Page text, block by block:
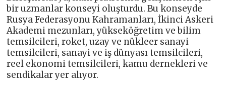
bir uzmanlar konseyi oluşturdu. Bu konseyde
Rusya Federasyonu Kahramanları, İkinci Askeri
Akademi mezunları, yükseköğretim ve bilim
temsilcileri, roket, uzay ve nükleer sanayi
temsilcileri, sanayi ve iş dünyası temsilcileri,
reel ekonomi temsilcileri, kamu dernekleri ve
sendikalar yer alıyor.